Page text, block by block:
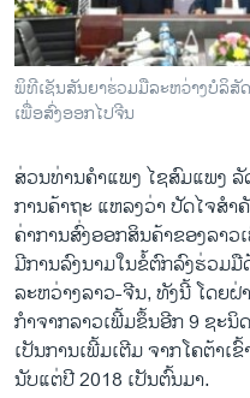
ພິທີເຊັນສັນຍາຮ່ວມມືລະຫວ່າງບໍລິສັ
ເພື່ອສົ່ງອອກໄປຈີນ
ສ່ວນທ່ານຄໍາແພງ ໄຊສົມແພງ
ການຄ້າຖະ ແຫລງວ່າ ປັດໄຈສໍ
ຄ່າການສົ່ງອອກສິນຄ້າຂອງລາ
ມີການລົງນາມໃນຂໍ້ຕົກລົງຮ່ວມ
ລະຫວ່າງລາວ-ຈີນ, ທັງນີ້ ໂດຍ
ກໍາຈາກລາວເພີ້ມຂຶ້ນອີກ 9 ຊະນິ
ເປັນການເພີ້ມເຕີມ ຈາກໂຄຕ້າ
ນັບແຕ່ປີ 2018 ເປັນຕົ້ນມາ.